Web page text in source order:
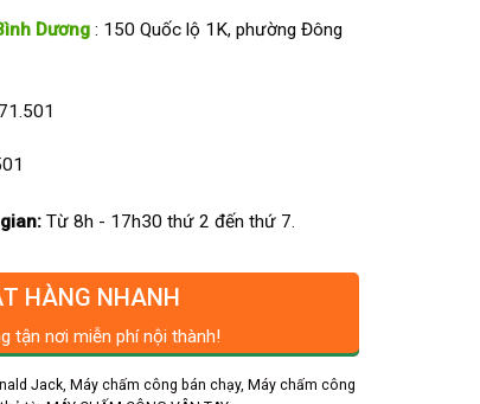
Dương: 150 Quốc lộ 1K, phường Đông
Từ 8h - 17h30 thứ 2 đến thứ 7.
HÀNG NHANH
tận nơi miễn phí nội thành!
Jack ,Máy chấm công bán chạy,Máy chấm công